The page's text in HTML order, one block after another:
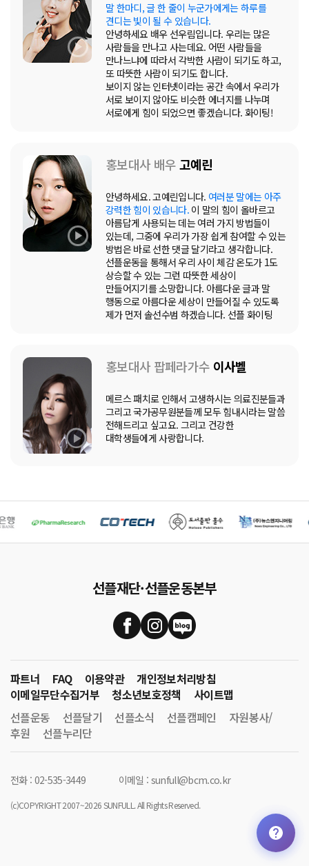
말 한마디, 글 한 줄이 누군가에게는 하루를
견디는 빛이 될 수 있습니다.
안녕하세요 배우 선우림입니다. 우리는 많은
사람들을 만나고 사는데요. 어떤 사람들을
만나느냐에 따라서 각박한 사람이 되기도 하고,
또 따뜻한 사람이 되기도 합니다.
보이지 않는 인터넷이라는 공간 속에서 우리가
서로 보이지 않아도 비슷한 에너지를 나누며
서로에게 힘이 되었으면 좋겠습니다. 화이팅!
홍보대사 배우고예린
안녕하세요. 고예린입니다. 여러분 말에는 아주
강력한 힘이 있습니다. 이 말의 힘이 올바르고
아름답게 사용되는 데는 여러 가지 방법들이
있는데, 그중에 우리가 가장 쉽게 참여할 수 있는
방법은 바로 선한 댓글 달기라고 생각합니다.
선플운동을 통해서 우리 사이 체감 온도가 1도
상승할 수 있는 그런 따뜻한 세상이
만들어지기를 소망합니다. 아름다운 글과 말
행동으로 아름다운 세상이 만들어질 수 있도록
제가 먼저 솔선수범 하겠습니다. 선플 화이팅
홍보대사 팝페라가수 이사벨
메르스 패치로 인해서 고생하시는 의료진분들과
그리고 국가공무원분들께 모두 힘내시라는 말씀
전해드리고 싶고요. 그리고 건강한
대학생들에게 사랑합니다.
선플재단·선플운동본부
파트너 FAQ 이용약관
개인정보처리방침
이메일무단수집거부
청소년보호정책
사이트맵
선플운동
선플달기 선플소식 선플캠페인
자원봉사/
후원
선플누리단
전화 : 02-535-3449 이메일 : sunfull@bcm.co.kr
(c)COPYRIGHT 2007~2026 SUNFULL. All Rights Reserved.